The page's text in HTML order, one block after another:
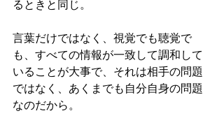
るときと同じ。
言葉だけではなく、視覚でも聴覚で
も、すべての情報が一致して調和して
いることが大事で、それは相手の問題
ではなく、あくまでも自分自身の問題
なのだから。